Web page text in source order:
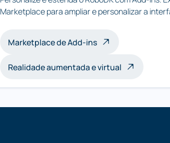
Marketplace para ampliar e personalizar a
Marketplace de Add-ins
Realidade aumentada e virtual